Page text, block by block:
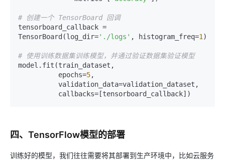
# 创建一个 TensorBoard 回调
tensorboard_callback =
TensorBoard(log_dir='./logs' , histogram_freq=1 )
# 使用训练数据集训练模型，并通过验证数据集验证模型
model.fit(train_dataset,
          epochs=
5,
四、TensorFlow模型的部署
训练好的模型，我们往往需要将其部署到生产环境中，比如云服务